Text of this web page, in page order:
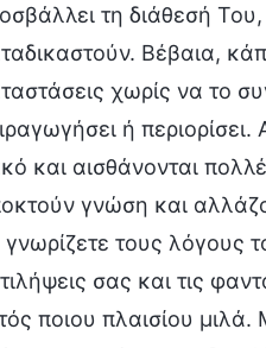
τη διάθεσή
Βέβαια,
χωρίς να το
ή
και αισθάνονται
γνώση και
τους λόγους
σας και τις
ποιου πλαισίου